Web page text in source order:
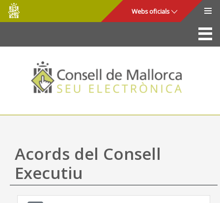
Salta al contingut principal
Consell
de
Mallorca
Webs oficials
La Seu
Consell de Mallorca
Accés i seguretat
Utilitats
Ajuda
Acords del Consell
Executiu